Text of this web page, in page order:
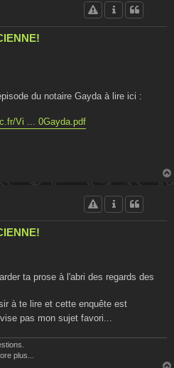
du notaire Gayda à lire ici :
Vi ... 0Gayda.pdf
ta prose à l'abri des regards des
à te lire et cette enquête est
pas mon sujet favori...
plus...